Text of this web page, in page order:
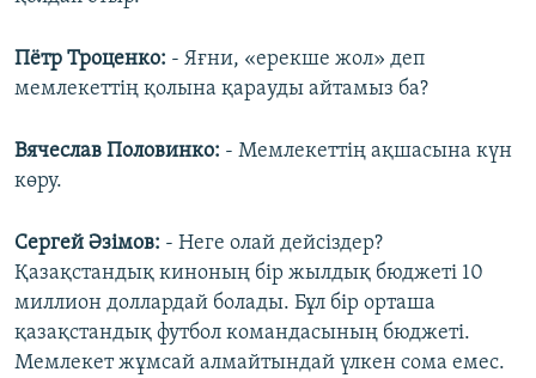
Пётр Троценко: - Яғни, «ерекше жол» деп
мемлекеттің қолына қарауды айтамыз ба?
Вячеслав Половинко: - Мемлекеттің ақшасына күн
көру.
Сергей Әзімов: - Неге олай дейсіздер?
Қазақстандық киноның бір жылдық бюджеті 10
миллион доллардай болады. Бұл бір орташа
қазақстандық футбол командасының бюджеті.
Мемлекет жұмсай алмайтындай үлкен сома емес.